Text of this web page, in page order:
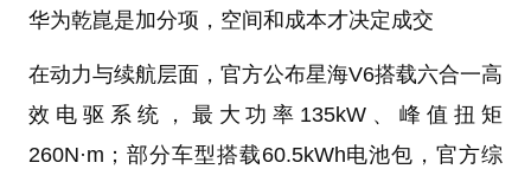
华为乾崑是加分项，空间和成本才决定成交
在动力与续航层面，官方公布星海V6搭载六合一高
效电驱系统，最大功率135kW、峰值扭矩
260N·m；部分车型搭载60.5kWh电池包，官方综